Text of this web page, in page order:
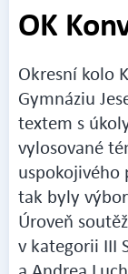
OK
Okresní kolo
Gymnáziu
textem s
vylosované
uspokojivého
tak byly
Úroveň
v kategorii III